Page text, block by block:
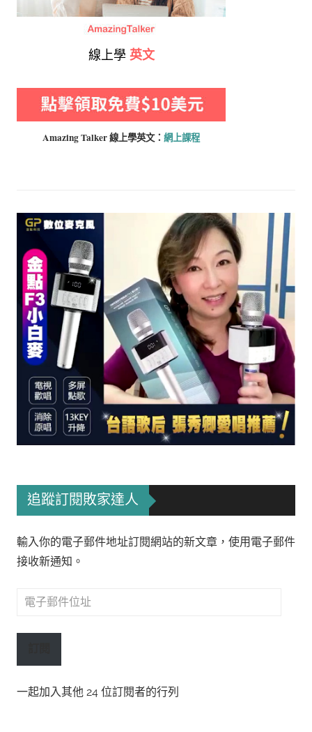
線上學 英文
Amazing Talker 線上學英文： 網上課程
追蹤訂閱敗家達人
輸入你的電子郵件地址訂閱網站的新文章，使用電子郵件
接收新通知。
電
郵
址
一起加入其他 24 位訂閱者的行列